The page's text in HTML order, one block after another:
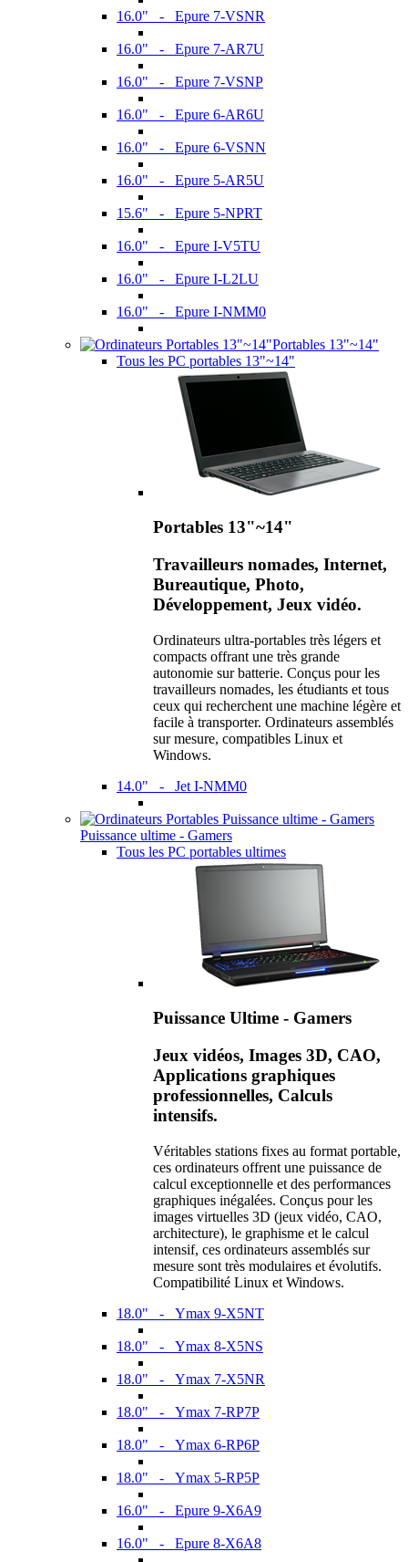
16.0" - Epure 7-VSNR
16.0" - Epure 7-AR7U
16.0" - Epure 7-VSNP
16.0" - Epure 6-AR6U
16.0" - Epure 6-VSNN
16.0" - Epure 5-AR5U
15.6" - Epure 5-NPRT
16.0" - Epure I-V5TU
16.0" - Epure I-L2LU
16.0" - Epure I-NMM0
Portables 13"~14"
Tous les PC portables 13"~14"
Portables 13"~14"
Travailleurs nomades, Internet,
Bureautique, Photo,
Développement, Jeux vidéo.
Ordinateurs ultra-portables très légers et
compacts offrant une très grande
autonomie sur batterie. Conçus pour les
travailleurs nomades, les étudiants et tous
ceux qui recherchent une machine légère et
facile à transporter. Ordinateurs assemblés
sur mesure, compatibles Linux et
Windows.
14.0" - Jet I-NMM0
Puissance ultime - Gamers
Tous les PC portables ultimes
Puissance Ultime - Gamers
Jeux vidéos, Images 3D, CAO,
Applications graphiques
professionnelles, Calculs
intensifs.
Véritables stations fixes au format portable,
ces ordinateurs offrent une puissance de
calcul exceptionnelle et des performances
graphiques inégalées. Conçus pour les
images virtuelles 3D (jeux vidéo, CAO,
architecture), le graphisme et le calcul
intensif, ces ordinateurs assemblés sur
mesure sont très modulaires et évolutifs.
Compatibilité Linux et Windows.
18.0" - Ymax 9-X5NT
18.0" - Ymax 8-X5NS
18.0" - Ymax 7-X5NR
18.0" - Ymax 7-RP7P
18.0" - Ymax 6-RP6P
18.0" - Ymax 5-RP5P
16.0" - Epure 9-X6A9
16.0" - Epure 8-X6A8